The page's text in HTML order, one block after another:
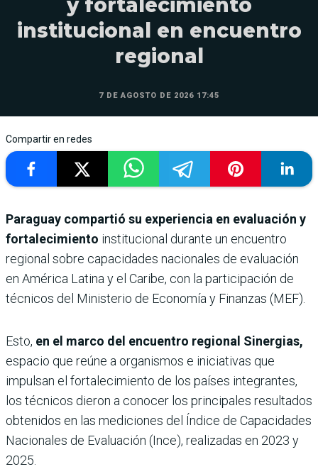
y fortalecimiento
institucional en encuentro
regional
7 DE AGOSTO DE 2026 17:45
Compartir en redes
Paraguay compartió su experiencia en evaluación y
fortalecimiento institucional durante un encuentro
regional sobre capacidades nacionales de evaluación
en América Latina y el Caribe, con la participación de
técnicos del Ministerio de Economía y Finanzas (MEF).
Esto, en el marco del encuentro regional Sinergias,
espacio que reúne a organismos e iniciativas que
impulsan el fortalecimiento de los países integrantes,
los técnicos dieron a conocer los principales resultados
obtenidos en las mediciones del Índice de Capacidades
Nacionales de Evaluación (Ince), realizadas en 2023 y
2025.